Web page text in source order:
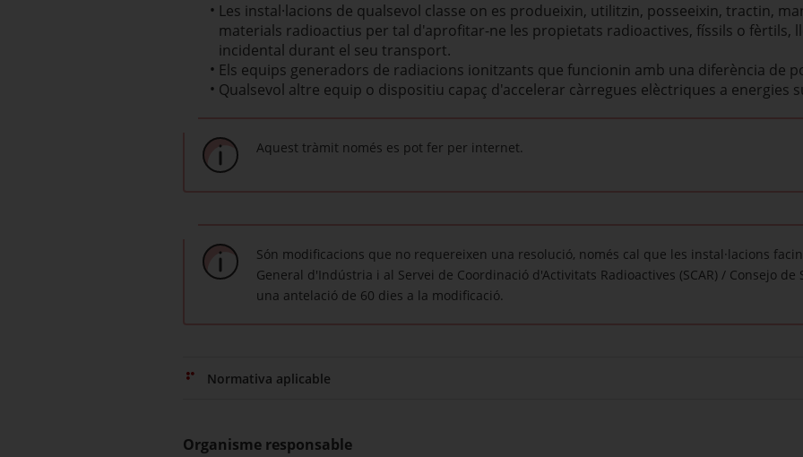
Les instal·lacions de qualsevol classe on es produeixin, utilitzin, posseeixin, tractin,
materials radioactius per tal d'aprofitar-ne les propietats radioactives, físsils o fèrtils,
incidental durant el seu transport.
Els equips generadors de radiacions ionitzants que funcionin amb una diferència de
Qualsevol altre equip o dispositiu capaç d'accelerar càrregues elèctriques a energies
Aquest tràmit només es pot fer per internet.
Són modificacions que no requereixen una resolució, només cal que les instal·lacions
General d'Indústria i al Servei de Coordinació d'Activitats Radioactives (SCAR) / Consejo de
una antelació de 60 dies a la modificació.
Normativa aplicable
Organisme responsable